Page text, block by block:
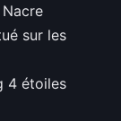
sur les
4 étoiles